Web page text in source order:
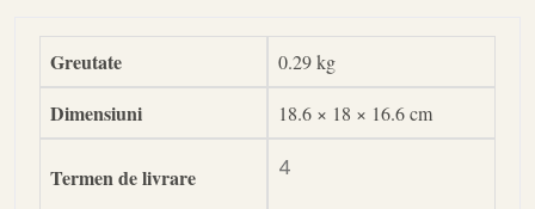
Greutate 0.29 kg
Dimensiuni 18.6 × 18 × 16.6 cm
Termen de livrare 4